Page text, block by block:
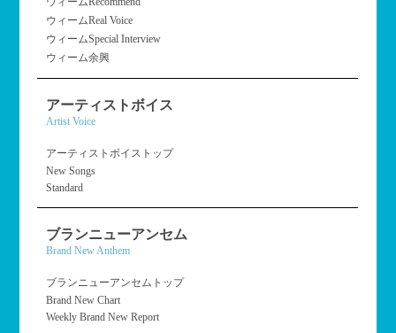
ウィームReal Voice
ウィームSpecial Interview
ウィーム余興
アーティストボイス
Artist Voice
アーティストボイストップ
New Songs
Standard
ブランニューアンセム
Brand New Anthem
ブランニューアンセムトップ
Brand New Chart
Weekly Brand New Report